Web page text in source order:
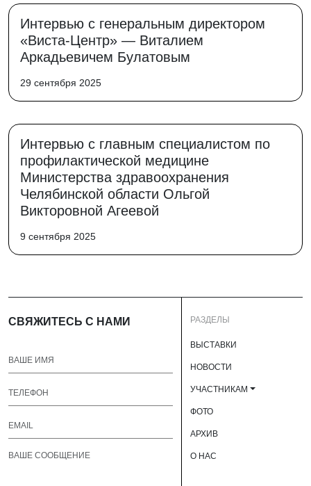
Интервью с генеральным директором
«Виста-Центр» — Виталием
Аркадьевичем Булатовым
29 сентября 2025
Интервью с главным специалистом по
профилактической медицине
Министерства здравоохранения
Челябинской области Ольгой
Викторовной Агеевой
9 сентября 2025
СВЯЖИТЕСЬ С НАМИ РАЗДЕЛЫ
ВЫСТАВКИ
НОВОСТИ
УЧАСТНИКАМ
ФОТО
АРХИВ
О НАС